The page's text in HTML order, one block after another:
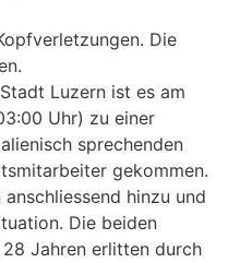
Die
Luzern ist es am
Uhr) zu einer
sprechenden
gekommen.
hinzu und
Die beiden
Jahren erlitten durch